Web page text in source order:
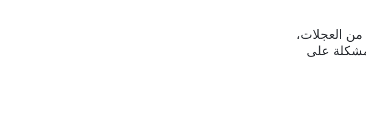
من العجلات،
على